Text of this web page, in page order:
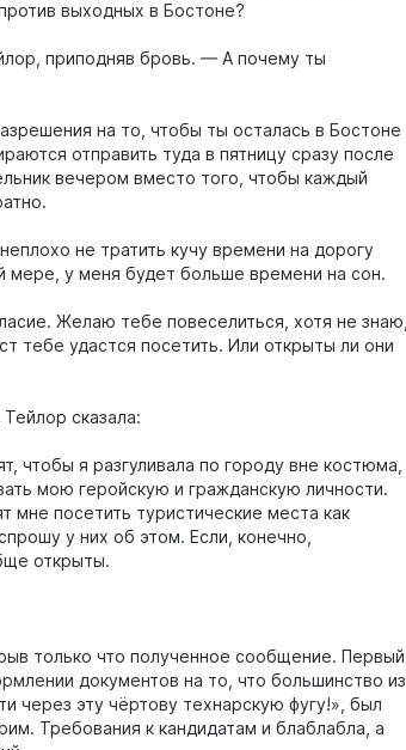
выходных в Бостоне?
приподняв бровь. — А почему ты
на то, чтобы ты осталась в Бостоне
отправить туда в пятницу сразу после
вечером вместо того, чтобы каждый
не тратить кучу времени на дорогу
мере, у меня будет больше времени на сон.
Желаю тебе повеселиться, хотя не знаю,
тебе удастся посетить. Или открыты ли они
сказала:
чтобы я разгуливала по городу вне костюма,
мою геройскую и гражданскую личности.
мне посетить туристические места как
у них об этом. Если, конечно,
открыты.
только что полученное сообщение. Первый
документов на то, что большинство из
через эту чёртову технарскую фугу!», был
Требования к кандидатам и блаблабла, а